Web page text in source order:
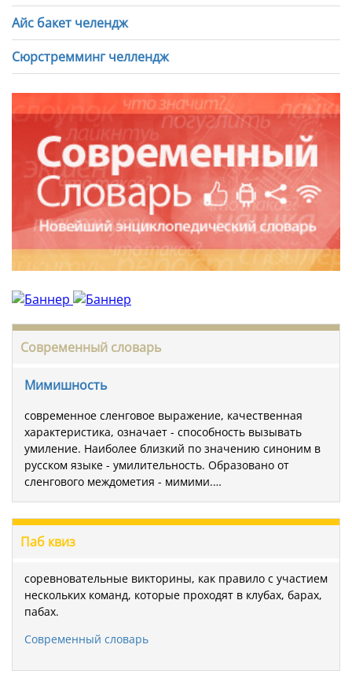
Айс бакет челендж
Сюрстремминг челлендж
Современный словарь
Мимишность
современное сленговое выражение, качественная
характеристика, означает - способность вызывать
умиление. Наиболее близкий по значению синоним в
русском языке - умилительность. Образовано от
сленгового междометия - мимими.…
Паб квиз
соревновательные викторины, как правило с участием
нескольких команд, которые проходят в клубах, барах,
пабах.
Современный словарь